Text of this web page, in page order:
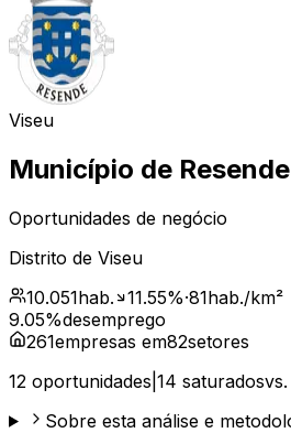
Viseu
Município de Resende
Oportunidades de negócio
Distrito de Viseu
10.051hab. 11.55%·81hab./km²
9.05%desemprego
261empresas em82setores
12 oportunidades 14 saturados
Sobre esta análise e